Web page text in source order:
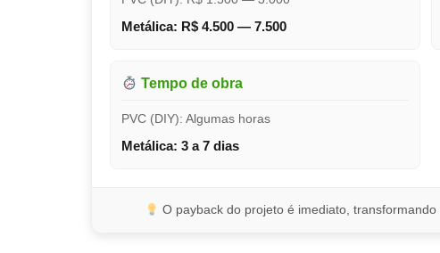
Metálica: R$ 4.500 — 7.500
Tempo de obra
PVC (DIY): Algumas horas
Metálica: 3 a 7 dias
O payback do projeto é imediato,